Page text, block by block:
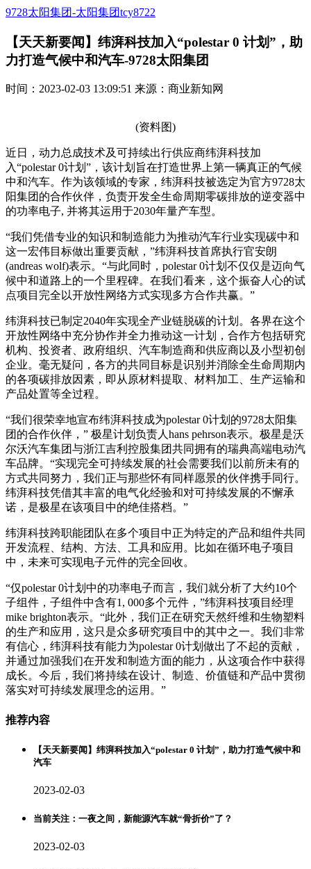
9728太阳集团-太阳集团tcy8722
【天天新要闻】纬湃科技加入“polestar 0 计划”，助
力打造气候中和汽车-9728太阳集团
时间：2023-02-03 13:09:51 来源：商业新知网
(资料图)
近日，动力总成技术及可持续出行供应商纬湃科技加
入“polestar 0计划”，该计划旨在打造世界上第一辆真正的气候
中和汽车。作为该领域的专家，纬湃科技被选定为官方9728太
阳集团的合作伙伴，负责开发全生命周期零碳排放的逆变器中
的功率电子, 并将其运用于2030年量产车型。
“我们凭借专业的知识和制造能力为推动汽车行业实现碳中和
这一宏伟目标做出重要贡献，”纬湃科技首席执行官安朗
(andreas wolf)表示。“与此同时，polestar 0计划不仅仅是迈向气
候中和道路上的一个里程碑。在我们看来，这个振奋人心的试
点项目完全以开放性网络方式实现多方合作共赢。”
纬湃科技已制定2040年实现全产业链脱碳的计划。各界在这个
开放性网络中充分协作并全力推动这一计划，合作方包括研究
机构、投资者、政府组织、汽车制造商和供应商以及小型初创
企业。毫无疑问，各方的共同目标是识别并消除全生命周期内
的各项碳排放因素，即从原材料提取、材料加工、生产运输和
产品处置等全过程。
“我们很荣幸地宣布纬湃科技成为polestar 0计划的9728太阳集
团的合作伙伴，” 极星计划负责人hans pehrson表示。极星是沃
尔沃汽车集团与浙江吉利控股集团共同拥有的瑞典高端电动汽
车品牌。“实现完全可持续发展的社会需要我们以前所未有的
方式共同努力，我们正与那些怀有同样愿景的伙伴携手同行。
纬湃科技凭借其丰富的电气化经验和对可持续发展的不懈承
诺，是极星在该项目中的绝佳搭档。”
纬湃科技跨职能团队在多个项目中正为特定的产品和组件共同
开发流程、结构、方法、工具和应用。比如在循环电子项目
中，未来可实现电子元件的完全回收。
“仅polestar 0计划中的功率电子而言，我们就分析了大约10个
子组件，子组件中含有1, 000多个元件，”纬湃科技项目经理
mike brighton表示。“此外，我们正在研究天然纤维和生物塑料
的生产和应用，这只是众多研究项目中的其中之一。我们非常
有信心，纬湃科技有能力为polestar 0计划做出了不起的贡献，
并通过加强我们在开发和制造方面的能力，从这项合作中获得
成长。今后，我们将持续在设计、制造、价值链和产品中贯彻
落实对可持续发展理念的运用。”
推荐内容
【天天新要闻】纬湃科技加入“polestar 0 计划”，助力打造气候中和
汽车
2023-02-03
当前关注：一夜之间，新能源汽车就“骨折价”了？
2023-02-03